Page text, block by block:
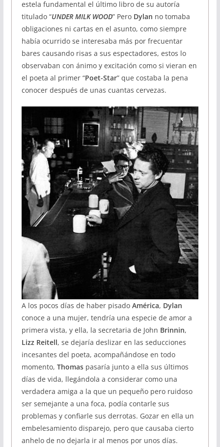
estela fundamental el último libro de su autoría
titulado “UNDER MILK WOOD” Pero Dylan no tomaba
obligaciones ni cartas en el asunto, como siempre
había ocurrido se interesaba más por frecuentar
bares causando risas a sus espectadores, estos lo
observaban con ánimo y excitación como si vieran en
el poeta al primer “Poet-Star” que costaba la pena
conocer después de unas cuantas cervezas.
A los pocos días de haber pisado América, Dylan
conoce a una mujer, tendría una especie de amor a
primera vista, y ella, la secretaria de John Brinnin,
Lizz Reitell, se dejaría deslizar en las seducciones
incesantes del poeta, acompañándose en todo
momento, Thomas pasaría junto a ella sus últimos
días de vida, llegándola a considerar como una
verdadera amiga a la que un pequeño pero ruidoso
ser semejante a una foca, podía contarle sus
problemas y confiarle sus derrotas. Gozar en ella un
embelesamiento disparejo, pero que causaba cierto
anhelo de no dejarla ir al menos por unos días.